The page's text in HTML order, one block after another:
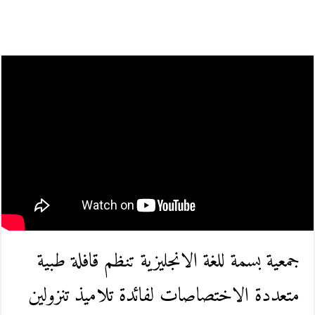
جمعية بسمة للغة الانجليزية تنظم قافلة طبية
متعددة الاختصاصات لفائدة تلاميذ تنزولين